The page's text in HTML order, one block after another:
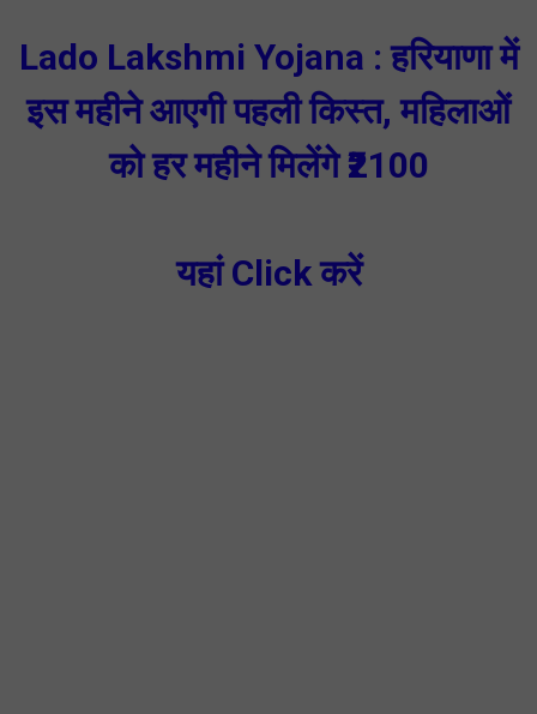
Lado Lakshmi Yojana : हरियाणा में
इस महीने आएगी पहली किस्त, महिलाओं
को हर महीने मिलेंगे ₹2100
यहां Click करें